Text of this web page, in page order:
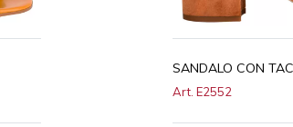
SANDALO CON
Art. E2552